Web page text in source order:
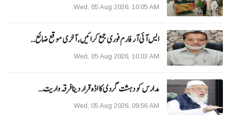
Wed, 05 Aug 2026, 10:05 AM
ایس آئی آر فارم فوری جمع کرائیں، آخری موقع ضائع…
Wed, 05 Aug 2026, 10:03 AM
مدارس کو دہشت گردی کا اڈہ قرار دینا فرقہ واریت…
Wed, 05 Aug 2026, 09:56 AM